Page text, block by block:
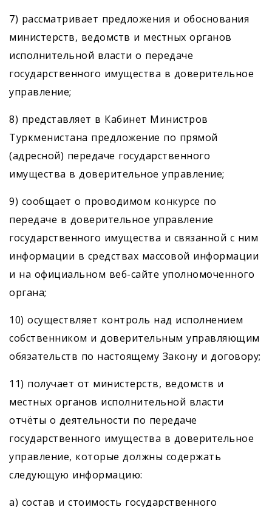
7) рассматривает предложения и обоснования
минис­терств, ведомств и местных органов
исполнительной власти о передаче
государственного имущества в доверительное
управление;
8) представляет в Кабинет Министров
Туркменистана предложение по прямой
(адресной) передаче государственного
имущества в доверительное управление;
9) сообщает о проводимом конкурсе по
передаче в доверительное управление
государственного имущества и связанной с ним
информации в средствах массовой информации
и на официальном веб-сайте уполномоченного
органа;
10) осуществляет контроль над исполнением
собственником и доверительным управляющим
обязательств по настоящему Закону и договору;
11) получает от министерств, ведомств и
местных органов исполнительной власти
отчёты о деятельности по передаче
государственного имущества в доверительное
управление, которые должны содержать
следующую информацию:
a) состав и стоимость государственного